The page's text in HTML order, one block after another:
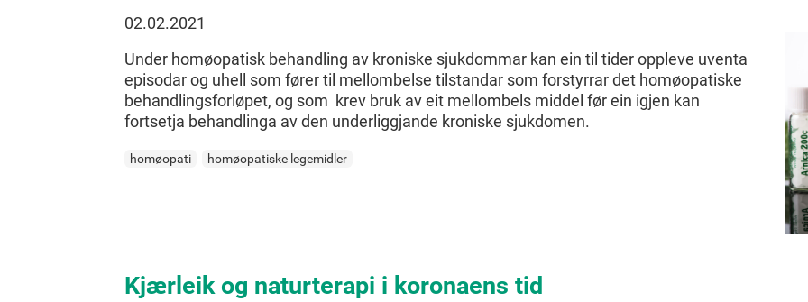
02.02.2021
Under homøopatisk behandling av kroniske sjukdommar kan ein til tider oppleve uventa
episodar og uhell som fører til mellombelse tilstandar som forstyrrar det homøopatiske
behandlingsforløpet, og som krev bruk av eit mellombels middel før ein igjen kan
fortsetja behandlinga av den underliggjande kroniske sjukdomen.
homøopati homøopatiske legemidler
Kjærleik og naturterapi i koronaens tid